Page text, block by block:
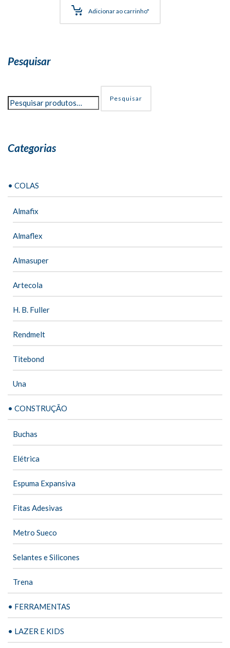
R$120,00
Adicionar ao carrinho"
Pesquisar
Pesquisar
Categorias
• COLAS
Almafix
Almaflex
Almasuper
Artecola
H. B. Fuller
Rendmelt
Titebond
Una
• CONSTRUÇÃO
Buchas
Elétrica
Espuma Expansiva
Fitas Adesivas
Metro Sueco
Selantes e Silicones
Trena
• FERRAMENTAS
• LAZER E KIDS